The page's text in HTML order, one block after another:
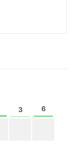
3 6